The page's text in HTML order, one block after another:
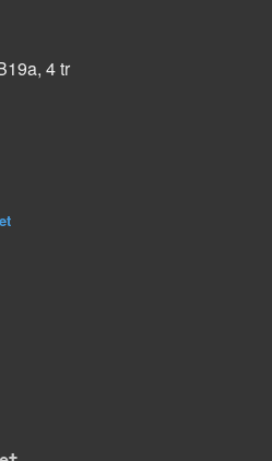
4 tr